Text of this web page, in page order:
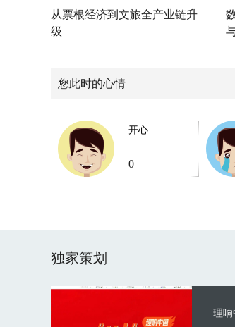
从票根经济到文旅全产业链升
级
您此时的心情
开心
0
独家策划
理响